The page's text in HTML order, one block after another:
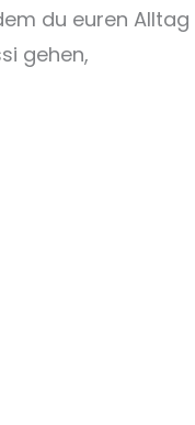
du euren Alltag
gehen,